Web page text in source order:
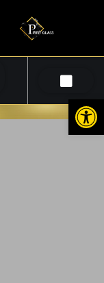
פתח סרגל נגישות